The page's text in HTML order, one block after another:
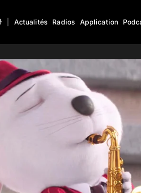
Actualités Radios Application